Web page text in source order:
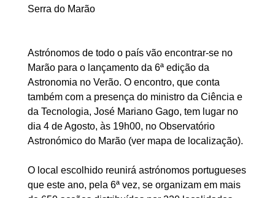
Serra do Marão
Astrónomos de todo o país vão encontrar-se no
Marão para o lançamento da 6ª edição da
Astronomia no Verão. O encontro, que conta
também com a presença do ministro da Ciência e
da Tecnologia, José Mariano Gago, tem lugar no
dia 4 de Agosto, às 19h00, no Observatório
Astronómico do Marão (ver mapa de localização).
O local escolhido reunirá astrónomos portugueses
que este ano, pela 6ª vez, se organizam em mais